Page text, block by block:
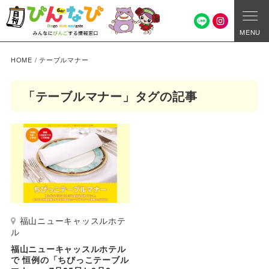
MENU
HOME /テーブルマナー
「テーブルマナー」タグの記事
福山ニューキャッスルホテ
ル
福山ニューキャッスルホテル
で 恒例の「ちびっこテーブル